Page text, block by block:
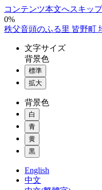
コンテンツ本文へスキップ
0%
秩父音頭のふる里 皆野町
文字サイズ
背景色
標準
拡大
背景色
白
青
黄
黒
English
中文